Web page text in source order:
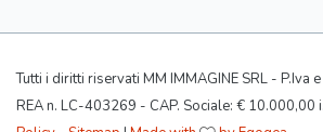
Tutti i diritti riservati MM IMMAGINE SRL - P.Iva
REA n. LC-403269 - CAP. Sociale: € 10.000,00